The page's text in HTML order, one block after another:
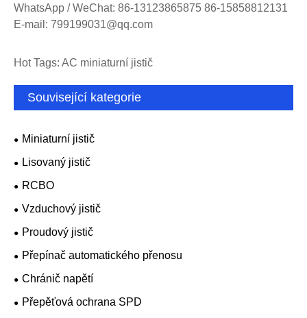
WhatsApp / WeChat: 86-13123865875 86-15858812131
E-mail: 799199031@qq.com
Hot Tags: AC miniaturní jistič
Související kategorie
Miniaturní jistič
Lisovaný jistič
RCBO
Vzduchový jistič
Proudový jistič
Přepínač automatického přenosu
Chránič napětí
Přepěťová ochrana SPD